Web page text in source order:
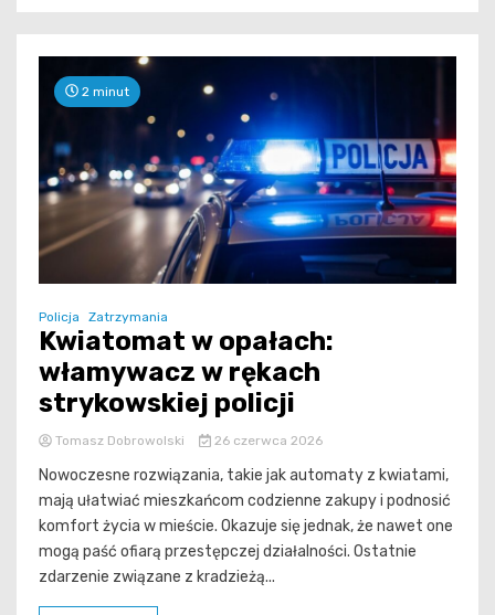
2 minut
Policja Zatrzymania
Kwiatomat w opałach:
włamywacz w rękach
strykowskiej policji
Tomasz Dobrowolski 26 czerwca 2026
Nowoczesne rozwiązania, takie jak automaty z kwiatami,
mają ułatwiać mieszkańcom codzienne zakupy i podnosić
komfort życia w mieście. Okazuje się jednak, że nawet one
mogą paść ofiarą przestępczej działalności. Ostatnie
zdarzenie związane z kradzieżą...